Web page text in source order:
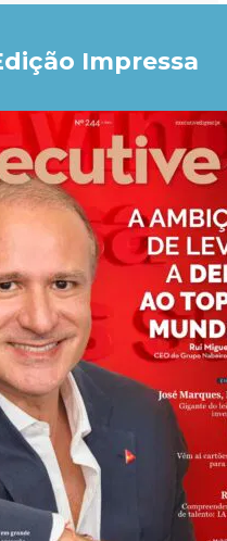
Impressa